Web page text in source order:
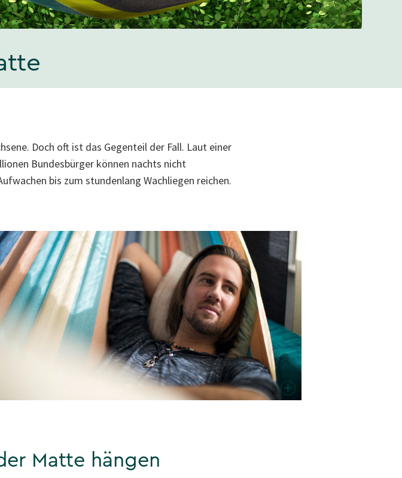
Doch oft ist das Gegenteil der Fall. Laut einer
Bundesbürger können nachts nicht
bis zum stundenlang Wachliegen reichen.
Matte hängen